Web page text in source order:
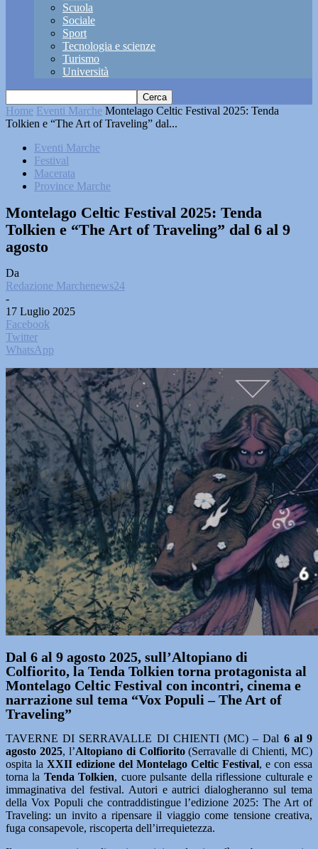
Scuola
Sociale
Sport
Tecnologia e scienze
Turismo
Università
Home Eventi Marche Montelago Celtic Festival 2025: Tenda
Tolkien e “The Art of Traveling” dal...
Eventi Marche
Festival
Macerata
Province Marche
Montelago Celtic Festival 2025: Tenda
Tolkien e “The Art of Traveling” dal 6 al 9
agosto
Da
Redazione Marchenews24
-
17 Luglio 2025
Facebook
Twitter
WhatsApp
Dal 6 al 9 agosto 2025, sull’Altopiano di
Colfiorito, la Tenda Tolkien torna protagonista al
Montelago Celtic Festival con incontri, cinema e
narrazione sul tema “Vox Populi – The Art of
Traveling”
TAVERNE DI SERRAVALLE DI CHIENTI (MC) – Dal 6 al 9
agosto 2025, l’Altopiano di Colfiorito(Serravalle di Chienti, MC)
ospita la XXII edizione del Montelago Celtic Festival, e con essa
torna la Tenda Tolkien, cuore pulsante della riflessione culturale e
immaginativa del festival. Autori e autrici dialogheranno sul tema
della Vox Populi che contraddistingue l’edizione 2025: The Art of
Traveling: un invito a ripensare il viaggio come tensione creativa,
fuga consapevole, riscoperta dell’irrequietezza.